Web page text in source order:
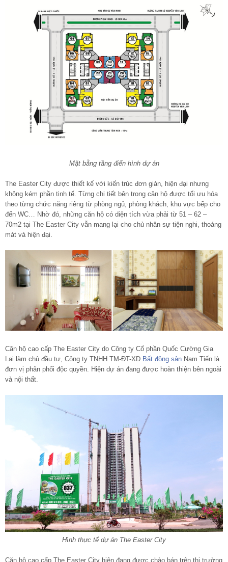
Mặt bằng tầng điển hình dự án
The Easter City được thiết kế với kiến trúc đơn giản, hiện đại nhưng
không kém phần tinh tế. Từng chi tiết bên trong căn hộ được tối ưu hóa
theo từng chức năng riêng từ phòng ngủ, phòng khách, khu vực bếp cho
đến WC… Nhờ đó, những căn hộ có diện tích vừa phải từ 51 – 62 –
70m2 tại The Easter City vẫn mang lại cho chủ nhân sự tiện nghi, thoáng
mát và hiện đại.
Căn hộ cao cấp The Easter City do Công ty Cổ phần Quốc Cường Gia
Lai làm chủ đầu tư, Công ty TNHH TM-ĐT-XD Bất động sản Nam Tiến là
đơn vị phân phối độc quyền. Hiện dự án đang được hoàn thiện bên ngoài
và nội thất.
Hình thực tế dự án The Easter City
Căn hộ cao cấp The Easter City hiện đang được chào bán trên thị trường